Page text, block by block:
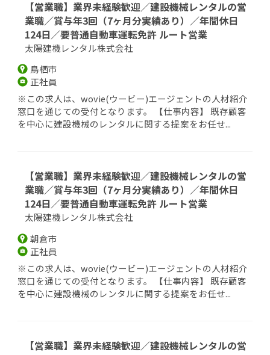
【営業職】業界未経験歓迎／建設機械レンタルの営
業職／賞与年3回（7ヶ月分実績あり）／年間休日
124日／要普通自動車運転免許 ルート営業
太陽建機レンタル株式会社
鳥栖市
正社員
※この求人は、wovie(ウービー)エージェントの人材紹介
窓口を通じての受付となります。 【仕事内容】 既存顧客
を中心に建設機械のレンタルに関する提案をお任せ...
【営業職】業界未経験歓迎／建設機械レンタルの営
業職／賞与年3回（7ヶ月分実績あり）／年間休日
124日／要普通自動車運転免許 ルート営業
太陽建機レンタル株式会社
朝倉市
正社員
※この求人は、wovie(ウービー)エージェントの人材紹介
窓口を通じての受付となります。 【仕事内容】 既存顧客
を中心に建設機械のレンタルに関する提案をお任せ...
【営業職】業界未経験歓迎／建設機械レンタルの営